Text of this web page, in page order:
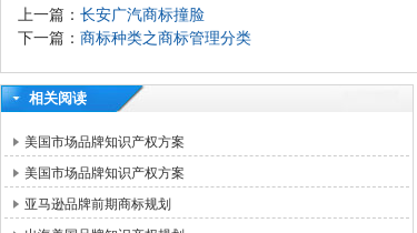
上一篇： 长安广汽商标撞脸
下一篇： 商标种类之商标管理分类
相关阅读
美国市场品牌知识产权方案
美国市场品牌知识产权方案
亚马逊品牌前期商标规划